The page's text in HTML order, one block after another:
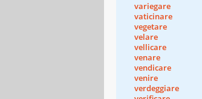
variegare
vaticinare
vegetare
velare
vellicare
venare
vendicare
venire
verdeggiare